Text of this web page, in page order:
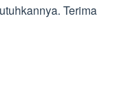
Terima